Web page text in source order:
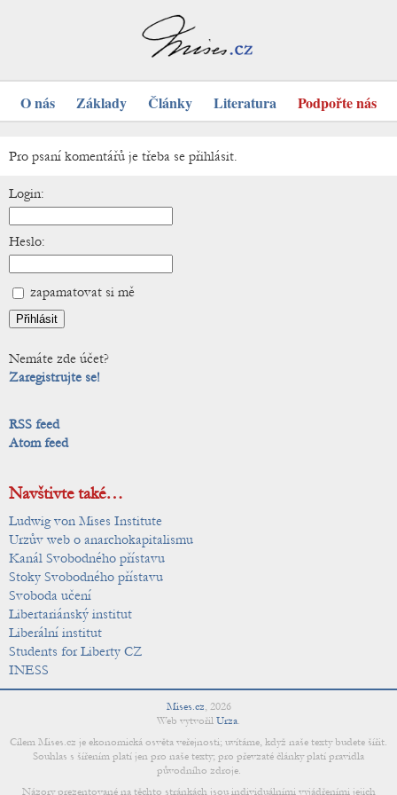
O nás Základy Články Literatura Podpořte nás
Pro psaní komentářů je třeba se přihlásit.
Login:
Heslo:
zapamatovat si mě
Nemáte zde účet?
Zaregistrujte se!
RSS feed
Atom feed
Navštivte také…
Ludwig von Mises Institute
Urzův web o anarchokapitalismu
Kanál Svobodného přístavu
Stoky Svobodného přístavu
Svoboda učení
Libertariánský institut
Liberální institut
Students for Liberty CZ
INESS
Mises.cz, 2026
Web vytvořil Urza.
Cílem Mises.cz je ekonomická osvěta veřejnosti; uvítáme, když naše texty budete šířit.
Souhlas s šířením platí jen pro naše texty; pro převzaté články platí pravidla
původního zdroje.
Názory prezentované na těchto stránkách jsou individuálními vyjádřeními jejich